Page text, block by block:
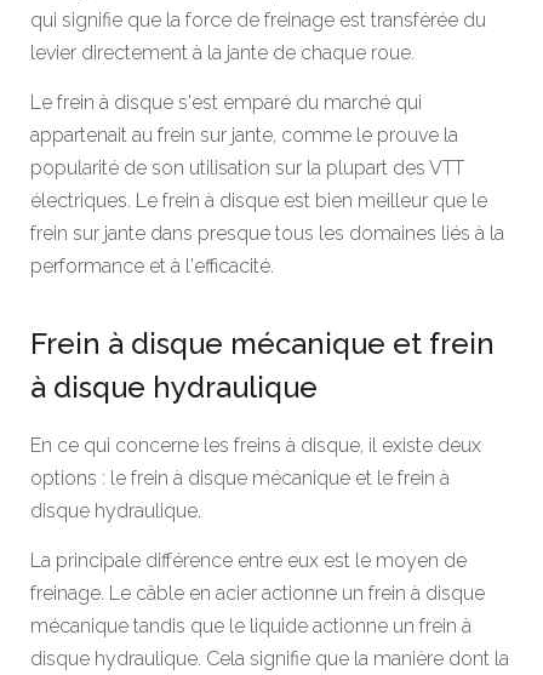
qui signifie que la force de freinage est transférée du
levier directement à la jante de chaque roue.
Le frein à disque s'est emparé du marché qui
appartenait au frein sur jante, comme le prouve la
popularité de son utilisation sur la plupart des VTT
électriques. Le frein à disque est bien meilleur que le
frein sur jante dans presque tous les domaines liés à la
performance et à l'efficacité.
Frein à disque mécanique et frein
à disque hydraulique
En ce qui concerne les freins à disque, il existe deux
options : le frein à disque mécanique et le frein à
disque hydraulique.
La principale différence entre eux est le moyen de
freinage. Le câble en acier actionne un frein à disque
mécanique tandis que le liquide actionne un frein à
disque hydraulique. Cela signifie que la manière dont la